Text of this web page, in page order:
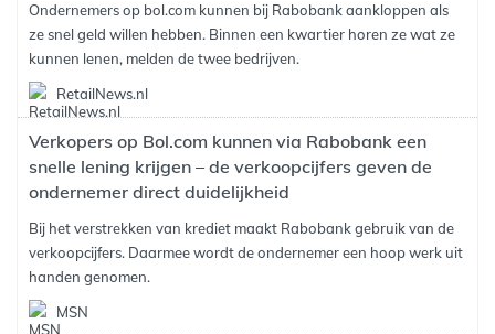
Ondernemers op bol.com kunnen bij Rabobank aankloppen als
ze snel geld willen hebben. Binnen een kwartier horen ze wat ze
kunnen lenen, melden de twee bedrijven.
RetailNews.nl
Verkopers op Bol.com kunnen via Rabobank een
snelle lening krijgen – de verkoopcijfers geven de
ondernemer direct duidelijkheid
Bij het verstrekken van krediet maakt Rabobank gebruik van de
verkoopcijfers. Daarmee wordt de ondernemer een hoop werk uit
handen genomen.
MSN